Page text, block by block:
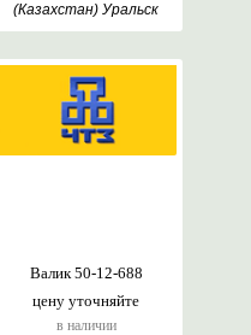
(Казахстан) Уральск
цену уточняйте
в наличии
Валик 50-12-688